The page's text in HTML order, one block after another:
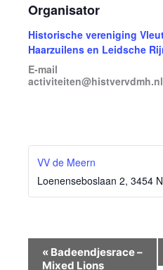
Organisator
Historische vereniging
Haarzuilens en Leidsche
E-mail
activiteiten@histvervdmh.nl
VV de Meern
Loenenseboslaan 2, 3454
Evenement
Navigatie
« Badeendjesrace –
Mixed Lions